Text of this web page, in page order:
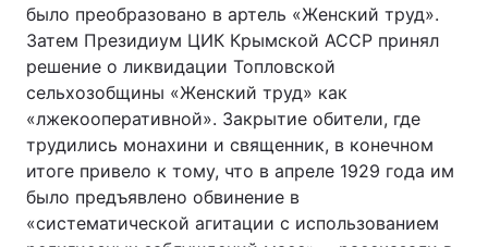
было преобразовано в артель «Женский труд».
Затем Президиум ЦИК Крымской АССР принял
решение о ликвидации Топловской
сельхозобщины «Женский труд» как
«лжекооперативной». Закрытие обители, где
трудились монахини и священник, в конечном
итоге привело к тому, что в апреле 1929 года им
было предъявлено обвинение в
«систематической агитации с использованием